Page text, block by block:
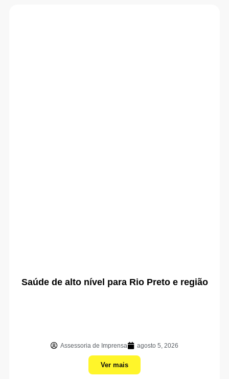
Saúde de alto nível para Rio Preto e região
Assessoria de Imprensa agosto 5, 2026
Ver mais